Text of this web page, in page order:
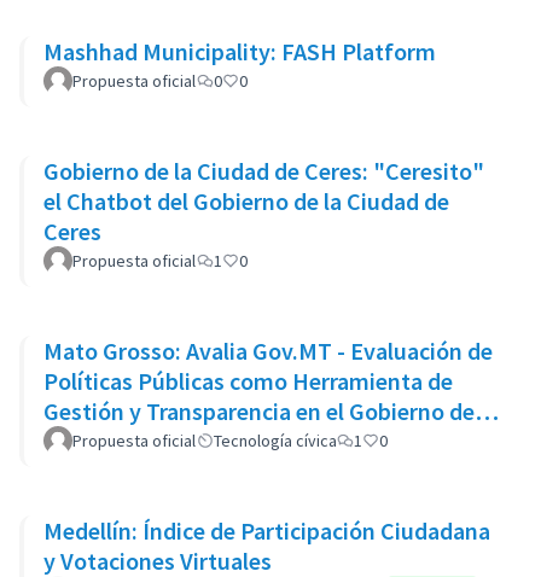
Mashhad Municipality: FASH Platform
Propuesta oficial 0 0
Gobierno de la Ciudad de Ceres: "Ceresito"
el Chatbot del Gobierno de la Ciudad de
Ceres
Propuesta oficial 1 0
Mato Grosso: Avalia Gov.MT - Evaluación de
Políticas Públicas como Herramienta de
Gestión y Transparencia en el Gobierno del
Estado de Mato Grosso
Propuesta oficial Tecnología cívica 1 0
Medellín: Índice de Participación Ciudadana
y Votaciones Virtuales